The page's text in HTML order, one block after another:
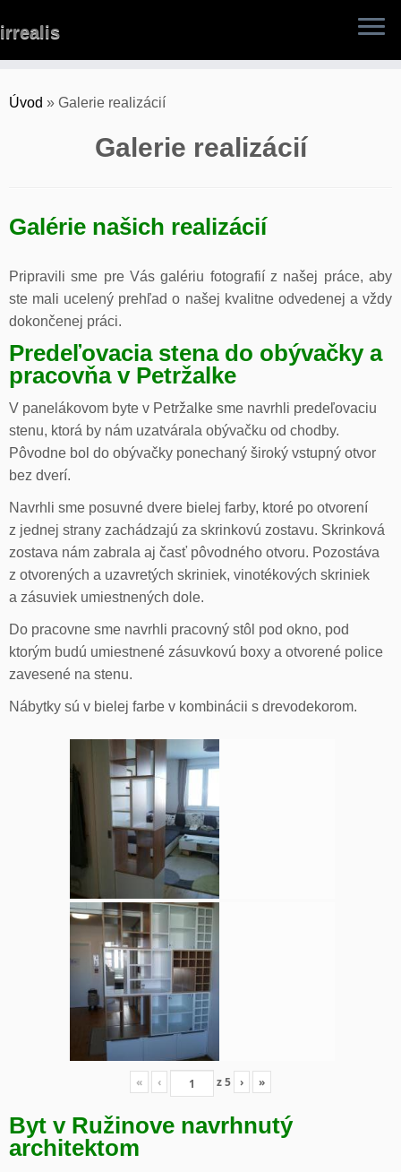
to
irrealis
Úvod » Galerie realizácií
Galerie realizácií
Galérie našich realizácií
Pripravili sme pre Vás galériu fotografií z našej práce, aby
ste mali ucelený prehľad o našej kvalitne odvedenej a vždy
dokončenej práci.
Predeľovacia stena do obývačky a
pracovňa v Petržalke
V panelákovom byte v Petržalke sme navrhli predeľovaciu
stenu, ktorá by nám uzatvárala obývačku od chodby.
Pôvodne bol do obývačky ponechaný široký vstupný otvor
bez dverí.
Navrhli sme posuvné dvere bielej farby, ktoré po otvorení
z jednej strany zachádzajú za skrinkovú zostavu. Skrinková
zostava nám zabrala aj časť pôvodného otvoru. Pozostáva
z otvorených a uzavretých skriniek, vinotékových skriniek
a zásuviek umiestnených dole.
Do pracovne sme navrhli pracovný stôl pod okno, pod
ktorým budú umiestnené zásuvkovú boxy a otvorené police
zavesené na stenu.
Nábytky sú v bielej farbe v kombinácii s drevodekorom.
« ‹ z5 › »
Byt v Ružinove navrhnutý
architektom